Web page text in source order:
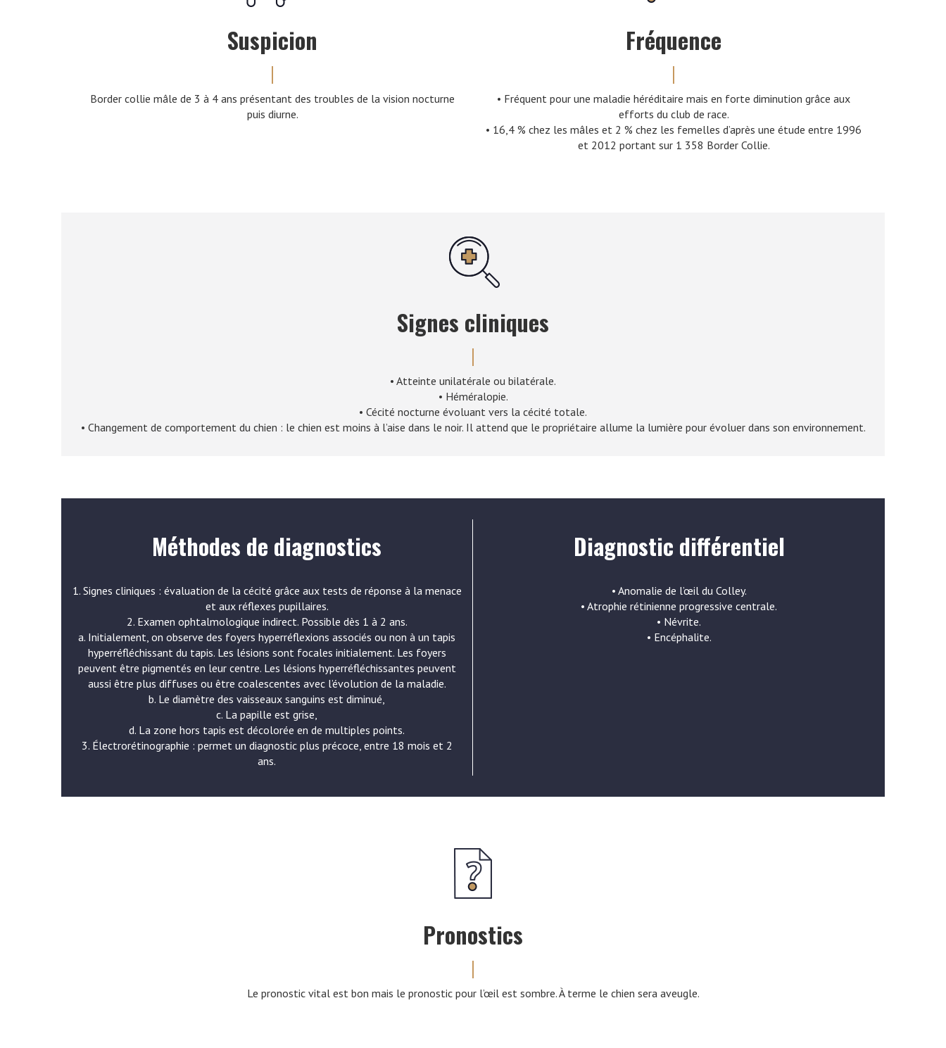
Suspicion
Border collie mâle de 3 à 4 ans présentant des troubles de la vision nocturne
puis diurne.
Fréquence
• Fréquent pour une maladie héréditaire mais en forte diminution grâce aux
efforts du club de race.
• 16,4 % chez les mâles et 2 % chez les femelles d’après une étude entre 1996
et 2012 portant sur 1 358 Border Collie.
Signes cliniques
• Atteinte unilatérale ou bilatérale.
• Héméralopie.
• Cécité nocturne évoluant vers la cécité totale.
• Changement de comportement du chien : le chien est moins à l’aise dans le noir. Il attend que le propriétaire allume la lumière pour évoluer dans son environnement.
Méthodes de diagnostics
1. Signes cliniques : évaluation de la cécité grâce aux tests de réponse à la menace
et aux réflexes pupillaires.
2. Examen ophtalmologique indirect. Possible dès 1 à 2 ans.
a. Initialement, on observe des foyers hyperréflexions associés ou non à un tapis
hyperréfléchissant du tapis. Les lésions sont focales initialement. Les foyers
peuvent être pigmentés en leur centre. Les lésions hyperréfléchissantes peuvent
aussi être plus diffuses ou être coalescentes avec l’évolution de la maladie.
b. Le diamètre des vaisseaux sanguins est diminué,
c. La papille est grise,
d. La zone hors tapis est décolorée en de multiples points.
3. Électrorétinographie : permet un diagnostic plus précoce, entre 18 mois et 2
ans.
Diagnostic différentiel
• Anomalie de l’œil du Colley.
• Atrophie rétinienne progressive centrale.
• Névrite.
• Encéphalite.
Pronostics
Le pronostic vital est bon mais le pronostic pour l’œil est sombre. À terme le chien sera aveugle.